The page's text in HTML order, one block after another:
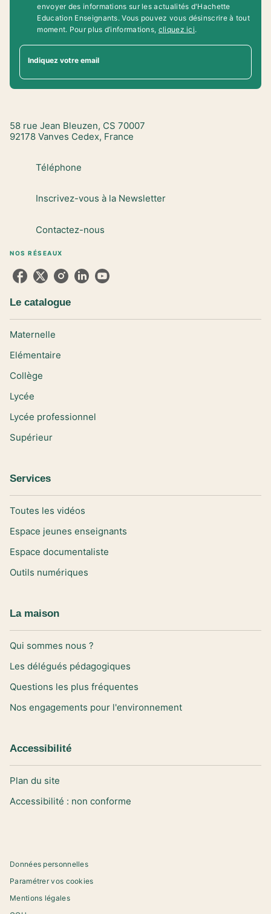
envoyer des informations sur les actualités d'Hachette
Education Enseignants. Vous pouvez vous désinscrire à tout
moment. Pour plus d’informations, cliquez ici.
Indiquez votre email
58 rue Jean Bleuzen, CS 70007
92178 Vanves Cedex, France
Téléphone
Inscrivez-vous à la Newsletter
Contactez-nous
NOS RÉSEAUX
Le catalogue
Maternelle
Elémentaire
Collège
Lycée
Lycée professionnel
Supérieur
Services
Toutes les vidéos
Espace jeunes enseignants
Espace documentaliste
Outils numériques
La maison
Qui sommes nous ?
Les délégués pédagogiques
Questions les plus fréquentes
Nos engagements pour l'environnement
Accessibilité
Plan du site
Accessibilité : non conforme
Données personnelles
Paramétrer vos cookies
Mentions légales